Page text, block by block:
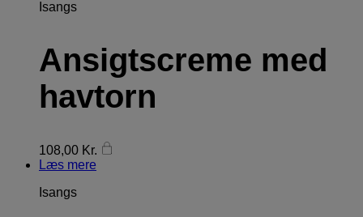
Isangs
Ansigtscreme med
havtorn
108,00 Kr.
Læs mere
Isangs